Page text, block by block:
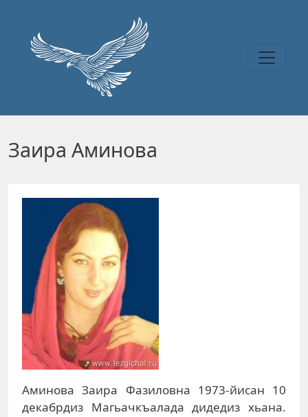
Заира Аминова
Аминова Заира Фазиловна 1973-йисан 10
декабрдиз Магьачкъалада дидедиз хьана.